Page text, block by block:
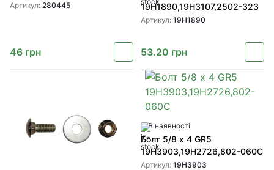
Артикул: 280445
46 грн
19H1890,19H3107,2502-323
Артикул: 19H1890
53.20 грн
В наявності
Болт 5/8 x 4 GR5
19H3903,19H2726,802-060C
Артикул: 19H3903